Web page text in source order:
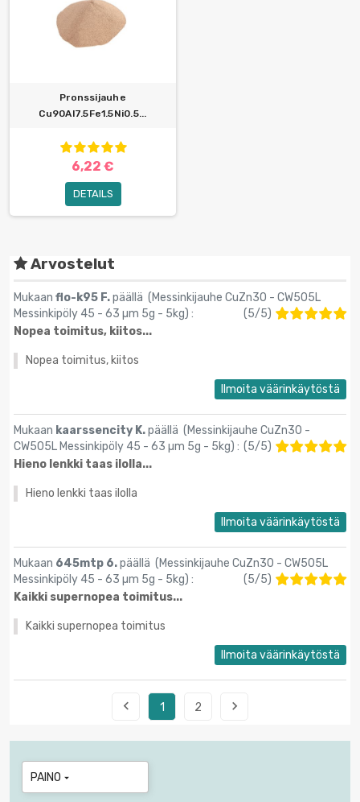
Pronssijauhe
Cu90Al7.5Fe1.5Ni0.5...
6,22 €
DETAILS
Arvostelut
Mukaan flo-k95 F.päällä (Messinkijauhe CuZn30 - CW505L
Messinkipöly 45 - 63 µm 5g - 5kg) : (5/5)
Nopea toimitus, kiitos...
Nopea toimitus, kiitos
Ilmoita väärinkäytöstä
Mukaan kaarssencity K.päällä (Messinkijauhe CuZn30 -
CW505L Messinkipöly 45 - 63 µm 5g - 5kg) : (5/5)
Hieno lenkki taas ilolla...
Hieno lenkki taas ilolla
Ilmoita väärinkäytöstä
Mukaan 645mtp 6.päällä (Messinkijauhe CuZn30 - CW505L
Messinkipöly 45 - 63 µm 5g - 5kg) : (5/5)
Kaikki supernopea toimitus...
Kaikki supernopea toimitus
Ilmoita väärinkäytöstä
 1 2 
PAINO 